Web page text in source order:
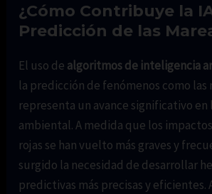
¿Cómo Contribuye la
Predicción de las
El uso de algoritmos de inteligencia
la predicción de fenómenos como las
representa un avance significativo en
ambiental. A medida que los
rojas se han vuelto más graves y
surgido la necesidad de desarrollar
predictivas más precisas y eficientes.